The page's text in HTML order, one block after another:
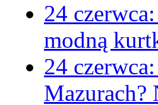
24 czerwca:
modną
24 czerwca:
Mazurach?